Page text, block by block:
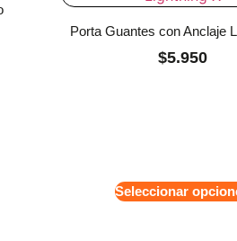
Porta Guantes con Anclaje
$5.950
Seleccionar